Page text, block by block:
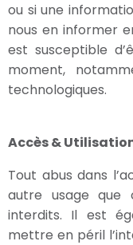
ou si une
nous en informer
est susceptible
moment,
technologiques.
Accès &
Tout abus dans
autre usage que
interdits. Il est
mettre en péril